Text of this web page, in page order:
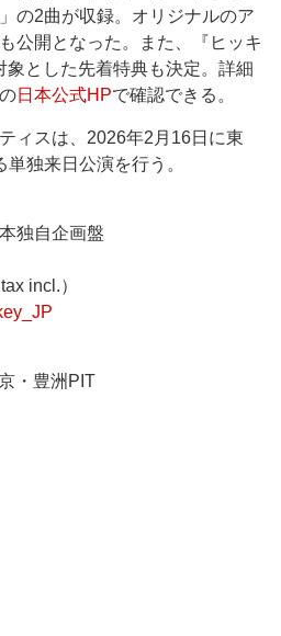
の2曲が収録。オリジナルのア
公開となった。また、『ヒッキ
とした先着特典も決定。詳細
日本公式HPで確認できる。
ィスは、2026年2月16日に東
独来日公演を行う。
独自企画盤
incl.）
・豊洲PIT